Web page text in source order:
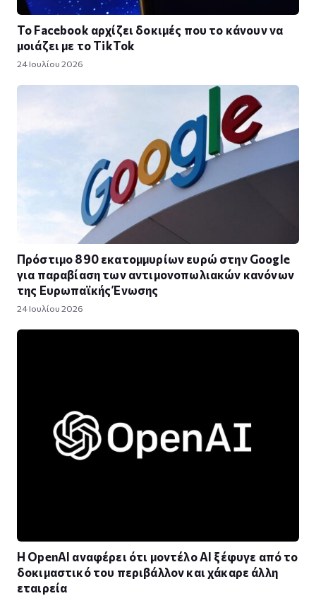
Το Facebook αρχίζει δοκιμές που το κάνουν να
μοιάζει με το TikTok
24 Ιουλίου 2026
Πρόστιμο 890 εκατομμυρίων ευρώ στην Google
για παραβίαση των αντιμονοπωλιακών κανόνων
της Ευρωπαϊκής Ένωσης
24 Ιουλίου 2026
Η OpenAI αναφέρει ότι μοντέλο AI ξέφυγε από το
δοκιμαστικό του περιβάλλον και χάκαρε άλλη
εταιρεία